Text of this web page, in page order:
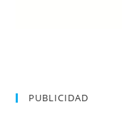
PUBLICIDAD